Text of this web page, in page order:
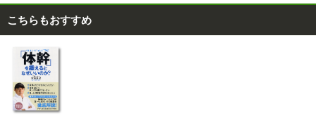
こちらもおすすめ